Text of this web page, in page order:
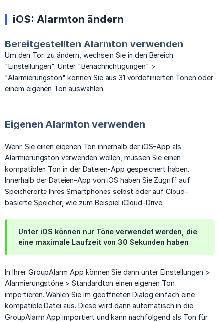
iOS: Alarmton ändern
Bereitgestellten Alarmton verwenden
Um den Ton zu ändern, wechseln Sie in den Bereich
"Einstellungen". Unter "Benachrichtigungen" >
"Alarmierungston" können Sie aus 31 vordefinierten Tönen oder
einem eigenen Ton auswählen.
Eigenen Alarmton verwenden
Wenn Sie einen eigenen Ton innerhalb der iOS-App als
Alarmierungston verwenden wollen, müssen Sie einen
kompatiblen Ton in der Dateien-App gespeichert haben.
Innerhalb der Dateien-App von iOS haben Sie Zugriff auf
Speicherorte Ihres Smartphones selbst oder auf Cloud-
basierte Speicher, wie zum Beispiel iCloud-Drive.
Unter iOS können nur Töne verwendet werden, die
eine maximale Laufzeit von 30 Sekunden haben
In Ihrer GroupAlarm App können Sie dann unter Einstellungen >
Alarmierungstöne > Standardton einen eigenen Ton
importieren. Wählen Sie im geöffneten Dialog einfach eine
kompatible Datei aus. Diese wird dann automatisch in die
GroupAlarm App importiert und kann nachfolgend als Ton für